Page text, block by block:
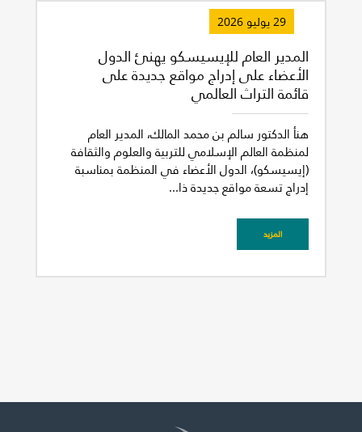
29 يوليو 2026
المدير العام للإيسيسكو يهنئ الدول
الأعضاء على إدراج مواقع جديدة على
قائمة التراث العالمي
هنأ الدكتور سالم بن محمد المالك، المدير العام
لمنظمة العالم الإسلامي للتربية والعلوم والثقافة
(إيسيسكو)، الدول الأعضاء في المنظمة بمناسبة
إدراج تسعة مواقع جديدة ذا...
المزيد